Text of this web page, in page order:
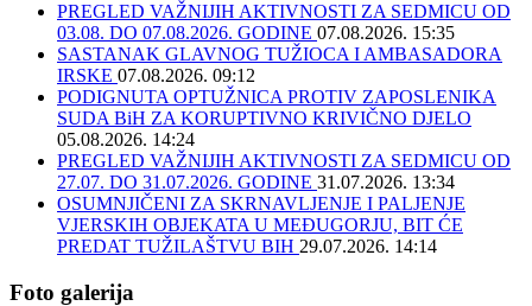
PREGLED VAŽNIJIH AKTIVNOSTI ZA SEDMICU OD
03.08. DO 07.08.2026. GODINE 07.08.2026. 15:35
SASTANAK GLAVNOG TUŽIOCA I AMBASADORA
IRSKE 07.08.2026. 09:12
PODIGNUTA OPTUŽNICA PROTIV ZAPOSLENIKA
SUDA BiH ZA KORUPTIVNO KRIVIČNO DJELO
05.08.2026. 14:24
PREGLED VAŽNIJIH AKTIVNOSTI ZA SEDMICU OD
27.07. DO 31.07.2026. GODINE 31.07.2026. 13:34
OSUMNJIČENI ZA SKRNAVLJENJE I PALJENJE
VJERSKIH OBJEKATA U MEĐUGORJU, BIT ĆE
PREDAT TUŽILAŠTVU BIH 29.07.2026. 14:14
Foto galerija